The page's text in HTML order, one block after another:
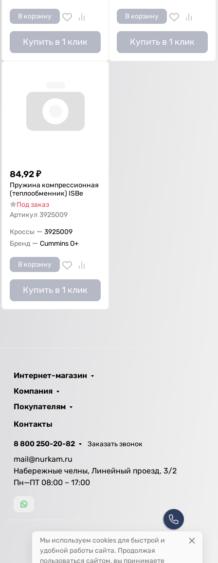
В корзину
Купить в 1 клик
В корзину
Купить в 1 клик
84,92₽
Пружина кoмпрессионная
(теплообменник) ISBe
Под заказ
Артикул 3925009
Кроссы — 3925009
Бренд — Cummins O+
В корзину
Купить в 1 клик
Интернет-магазин
Компания
Покупателям
Контакты
8 800 250-20-82 Заказать звонок
mail@nurkam.ru
Набережные челны, Линейный проезд, 3/2
Пн—ПТ 08:00 – 17:00
Мы используем cookies для быстрой и
удобной работы сайта. Продолжая
пользоваться сайтом, вы принимаете